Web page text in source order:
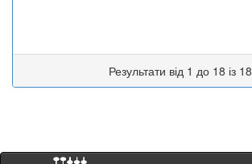
Результати від 1 до 18 із 18